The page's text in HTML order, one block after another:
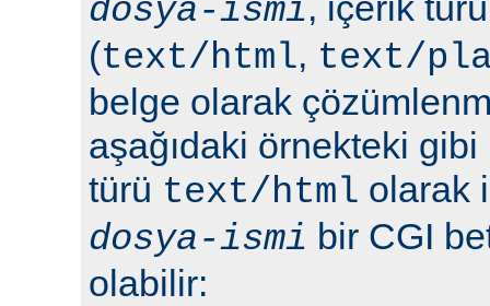
dosya-ismi
(text/html, text/
belge olarak
aşağıdaki örnekteki
türü text/html olarak
dosya-ismi bir CGI
olabilir: